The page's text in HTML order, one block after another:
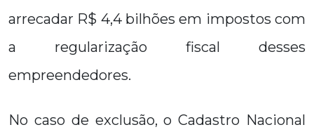
arrecadar R$ 4,4 bilhões em impostos com
a regularização fiscal desses
empreendedores.
No caso de exclusão, o Cadastro Nacional